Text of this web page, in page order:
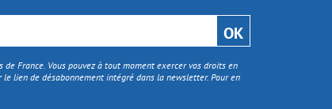
France. Vous pouvez à tout moment exercer vos droits en
lien de désabonnement intégré dans la newsletter. Pour en